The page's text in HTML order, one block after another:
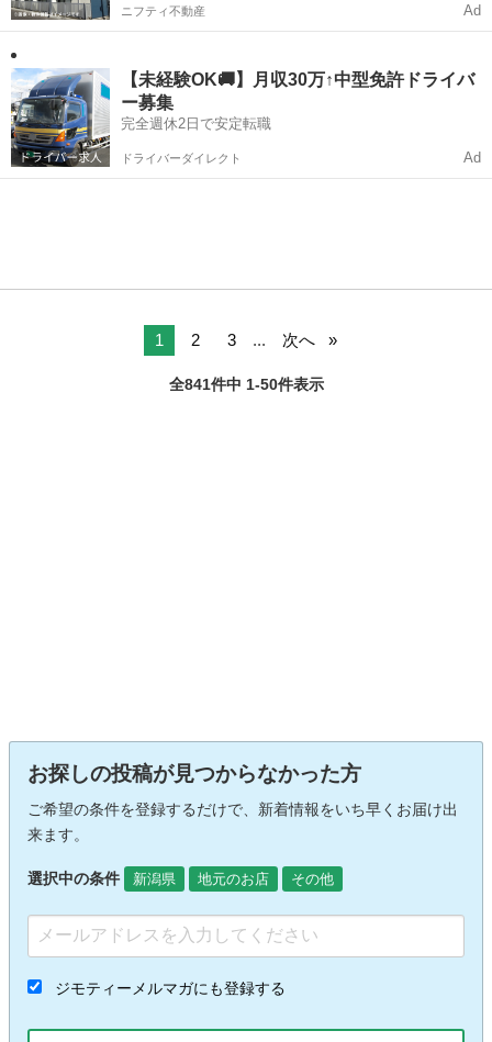
ニフティ不動産 Ad
【未経験OK🚚】月収30万↑中型免許ドライバ
ー募集
完全週休2日で安定転職
ドライバーダイレクト Ad
1 2 3 ... 次へ
全841件中 1-50件表示
お探しの投稿が見つからなかった方
ご希望の条件を登録するだけで、新着情報をいち早くお届け出
来ます。
選択中の条件 新潟県 地元のお店 その他
ジモティーメルマガにも登録する